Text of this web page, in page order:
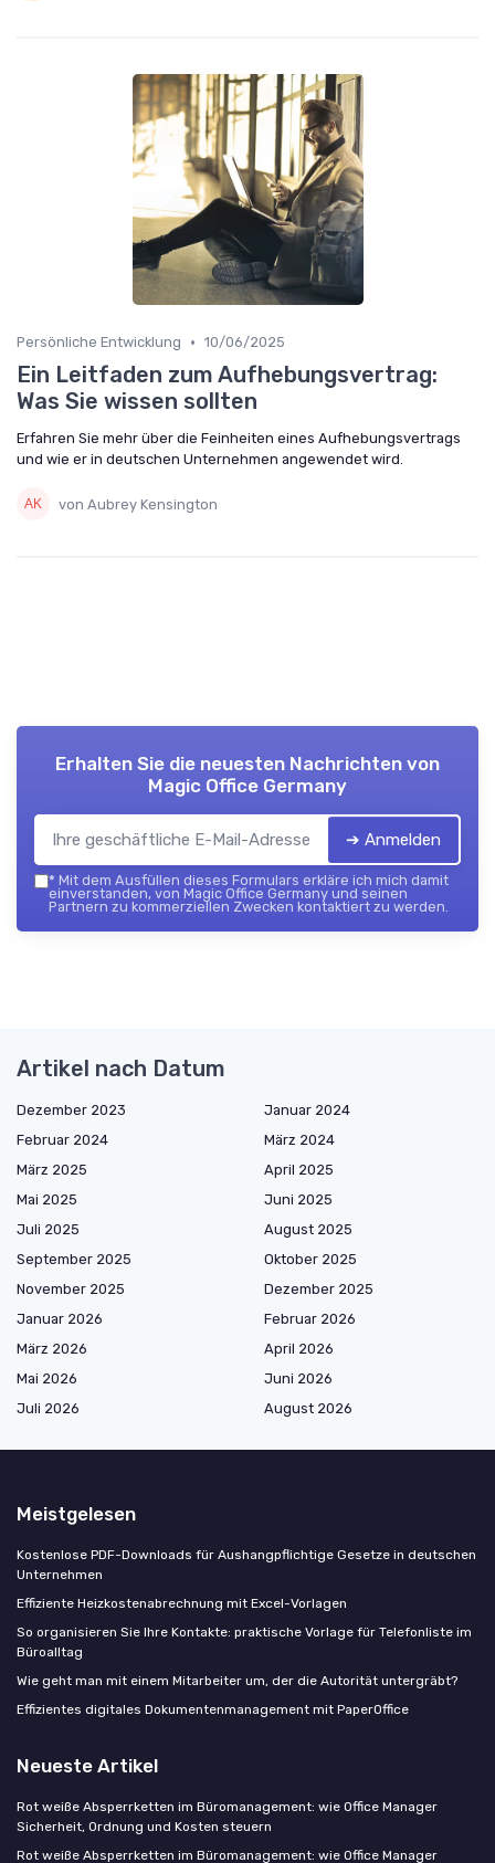
Persönliche Entwicklung • 10/06/2025
Ein Leitfaden zum Aufhebungsvertrag:
Was Sie wissen sollten
Erfahren Sie mehr über die Feinheiten eines Aufhebungsvertrags
und wie er in deutschen Unternehmen angewendet wird.
von Aubrey Kensington
Erhalten Sie die neuesten Nachrichten von
Magic Office Germany
➔ Anmelden
* Mit dem Ausfüllen dieses Formulars erkläre ich mich damit
einverstanden, von Magic Office Germany und seinen
Partnern zu kommerziellen Zwecken kontaktiert zu werden.
Artikel nach Datum
Dezember 2023
Januar 2024
Februar 2024
März 2024
März 2025
April 2025
Mai 2025
Juni 2025
Juli 2025
August 2025
September 2025
Oktober 2025
November 2025
Dezember 2025
Januar 2026
Februar 2026
März 2026
April 2026
Mai 2026
Juni 2026
Juli 2026
August 2026
Meistgelesen
Kostenlose PDF-Downloads für Aushangpflichtige Gesetze in deutschen
Unternehmen
Effiziente Heizkostenabrechnung mit Excel-Vorlagen
So organisieren Sie Ihre Kontakte: praktische Vorlage für Telefonliste im
Büroalltag
Wie geht man mit einem Mitarbeiter um, der die Autorität untergräbt?
Effizientes digitales Dokumentenmanagement mit PaperOffice
Neueste Artikel
Rot weiße Absperrketten im Büromanagement: wie Office Manager
Sicherheit, Ordnung und Kosten steuern
Rot weiße Absperrketten im Büromanagement: wie Office Manager